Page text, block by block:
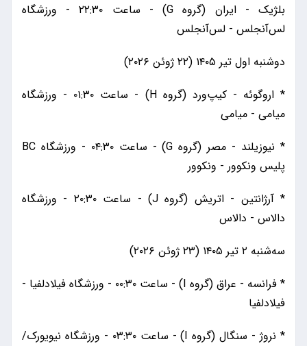
بلژیک - ایران (گروه G) - ساعت ۲۲:۳۰ - ورزشگاه
لس‌آنجلس - لس‌آنجلس
دوشنبه اول تیر ۱۴۰۵ (۲۲ ژوئن ۲۰۲۶)
* اروگوئه - کیپ‌ورد (گروه H) - ساعت ۰۱:۳۰ - ورزشگاه
میامی - میامی
* نیوزیلند - مصر (گروه G) - ساعت ۰۴:۳۰ - ورزشگاه BC
پلیس ونکوور - ونکوور
* آرژانتین - اتریش (گروه J) - ساعت ۲۰:۳۰ - ورزشگاه
دالاس - دالاس
سه‌شنبه ۲ تیر ۱۴۰۵ (۲۳ ژوئن ۲۰۲۶)
* فرانسه - عراق (گروه I) - ساعت ۰۰:۳۰ - ورزشگاه فیلادلفیا -
فیلادلفیا
* نروژ - سنگال (گروه I) - ساعت ۰۳:۳۰ - ورزشگاه نیویورک/